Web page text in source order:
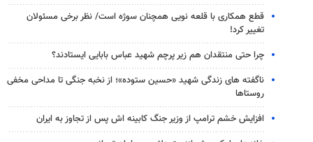
قطع همکاری با قلعه نویی همچنان سوژه است/ نظر برخی مسئولان
تغییر کرد!
چرا حتی منتقدان هم زیر پرچم شهید عباس بابایی ایستادند؟
ناگفته های زندگی شهید «حسین ستوده»؛ از نخبه جنگی تا مداحی مخفی
روستاها
افزایش خشم ترامپ از وزیر جنگ کابینه اش پس از تجاوز به ایران